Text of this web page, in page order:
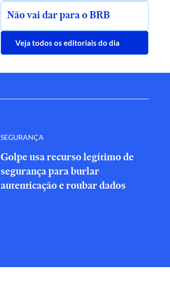
Não vai dar para o BRB
Veja todos os editoriais do dia
SEGURANÇA
Golpe usa recurso legítimo de
segurança para burlar
autenticação e roubar dados